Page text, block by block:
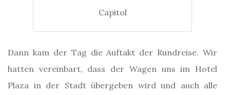
Capitol
Dann kam der Tag die Auftakt der Rundreise. Wir
hatten vereinbart, dass der Wagen uns im Hotel
Plaza in der Stadt übergeben wird und auch alle